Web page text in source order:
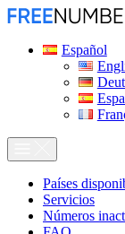
Español
Países
Servicios
Números